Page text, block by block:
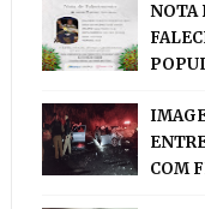
NOTA
COM